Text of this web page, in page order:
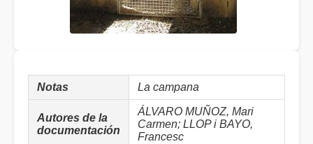
Notas La campana
Autores de la
documentación
ÁLVARO MUÑOZ, Mari
Carmen; LLOP i BAYO,
Francesc